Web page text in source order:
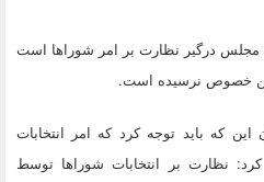
مجلس درگیر نظارت بر امر شوراها است
خصوص نرسیده است.
که باید توجه کرد که امر انتخابات
نظارت بر انتخابات شوراها توسط